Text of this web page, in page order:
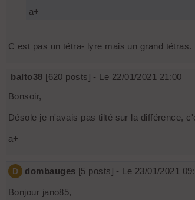
a+
C est pas un tétra- lyre mais un grand tétras.
balto38 [620 posts] - Le 22/01/2021 21:00
Bonsoir,
Désole je n'avais pas tilté sur la différence,
a+
D dombauges [5 posts] - Le 23/01/2021
Bonjour jano85,